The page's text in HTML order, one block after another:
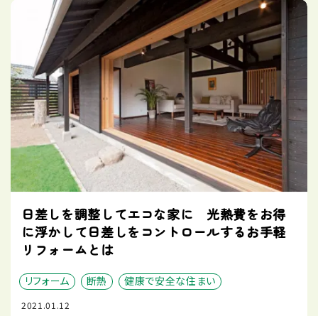
日差しを調整してエコな家に 光熱費をお得
に浮かして日差しをコントロールするお手軽
リフォームとは
リフォーム 断熱 健康で安全な住まい
2021.01.12